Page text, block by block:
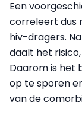
Een
correleert dus
hiv-dragers.
daalt het
Daarom is het
op te sporen
van de